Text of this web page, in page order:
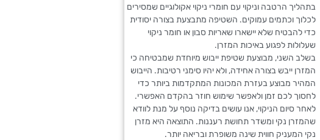
בתהליך הרטבה וניקוי עם חומרי ניקוי אקולוגיים שמסירים
לכלוך וכתמים עמוקים. השטיפה מתבצעת בצורה יסודית
כדי להבטיח שלא יישארו שאריות סבון או חומר ניקוי
שעלולות לפגוע באיכות המזרן.
בשלב השני, מבוצעת שטיפת ייבוש מיוחדת שמבטיחה כי
המזרן ייבש בצורה אחידה, ולא יהיו סימני רטיבות. הייבוש
המהיר מבוצע בעזרת המכונות המתקדמות ביותר כדי
לחסוך לכם זמן ולאפשר שימוש חוזר בהקדם האפשרי.
לאחר סיום הניקוי, אנו עושים בדיקה נוסף על מנת לוודא
שהמזרן נקי ומשדר תחושת רעננות. התוצאה היא מזרן
נקי המעניק חווית שינה משופרת ובריאה יותר.